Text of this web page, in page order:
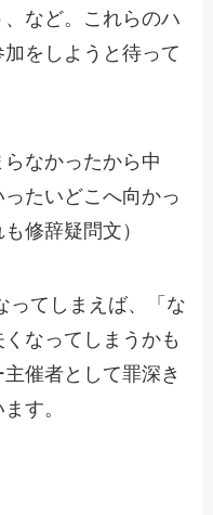
など。これらのハ
をしようと待って
なかったから中
たいどこへ向かっ
修辞疑問文）
てしまえば、「な
なってしまうかも
催者として罪深き
す。